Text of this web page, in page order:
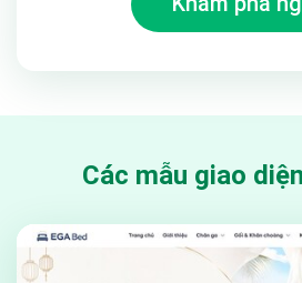
9. Hỗ trợ bộ lọc trong trang danh sách
Các mẫu giao